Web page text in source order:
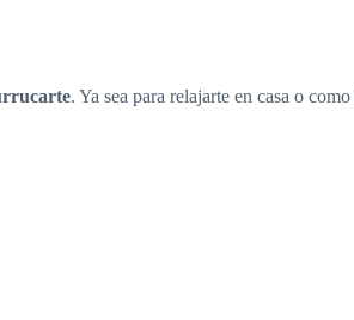
. Ya sea para relajarte en casa o como